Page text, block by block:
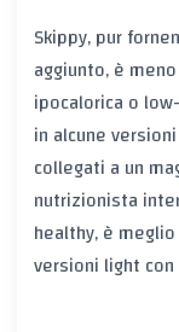
Skippy, pur
aggiunto, è
ipocalorica o
in alcune
collegati a un
nutrizionista
healthy, è
versioni light